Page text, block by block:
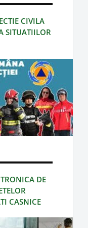
CIVILA
SITUATIILOR
DE
CASNICE